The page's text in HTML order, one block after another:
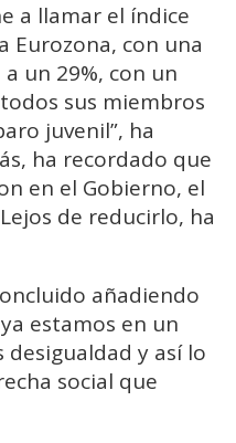
a llamar el índice
Eurozona, con una
un 29%, con un
sus miembros
juvenil”, ha
ha recordado que
en el Gobierno, el
de reducirlo, ha
añadiendo
estamos en un
desigualdad y así lo
social que